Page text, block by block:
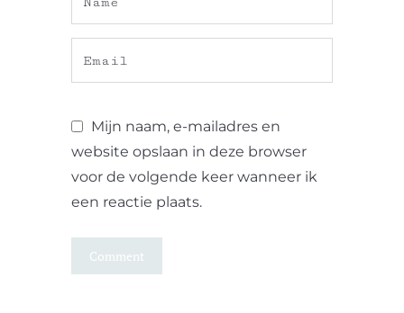
Mijn naam, e-mailadres en
website opslaan in deze browser
voor de volgende keer wanneer ik
een reactie plaats.